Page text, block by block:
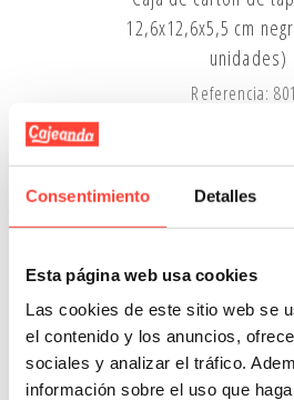
Consentimiento Detalles
Esta página web usa cookies
Las cookies de este sitio web se
el contenido y los anuncios,
sociales y analizar el tráfico.
información sobre el uso que
12,6x12,6x5,5 cm
unidades)
Referencia: